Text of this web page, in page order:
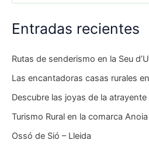
Entradas recientes
Rutas de senderismo en la Seu
Las encantadoras casas rurales
Descubre las joyas de la
Turismo Rural en la comarca Anoia
Ossó de Sió – Lleida